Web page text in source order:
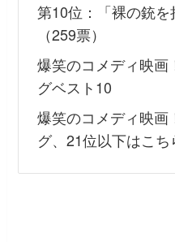
第10位：「裸の銃を
（259票）
爆笑のコメディ映画
グベスト10
爆笑のコメディ映画
グ、21位以下はこち